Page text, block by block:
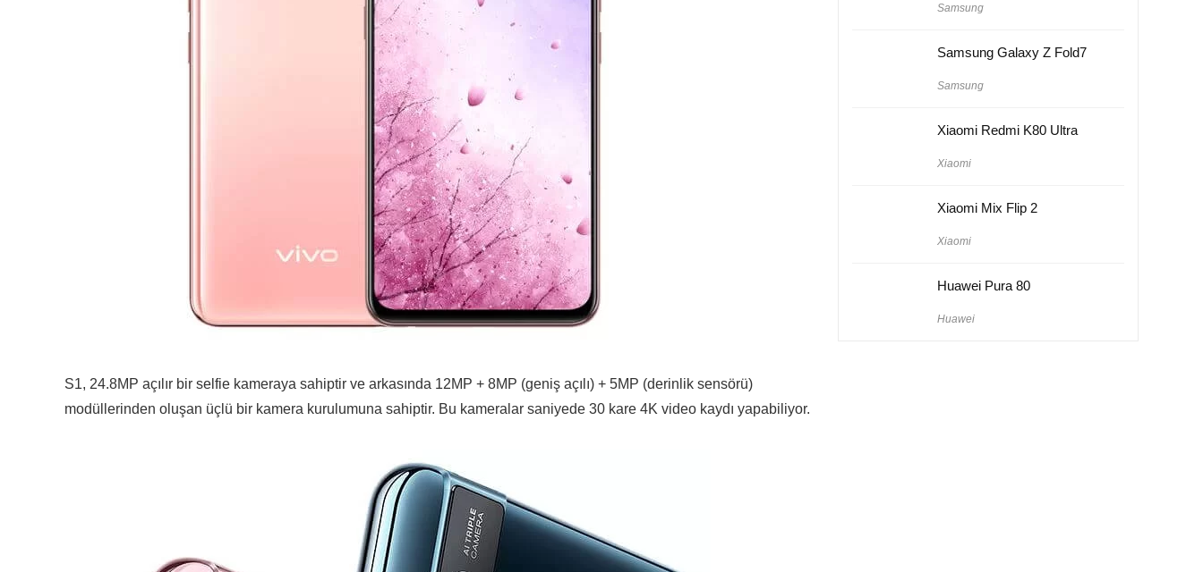
S1, 24.8MP açılır bir selfie kameraya sahiptir ve arkasında 12MP + 8MP (geniş açılı) + 5MP (derinlik sensörü)
modüllerinden oluşan üçlü bir kamera kurulumuna sahiptir. Bu kameralar saniyede 30 kare 4K video kaydı yapabiliyor.
Samsung
Samsung Galaxy Z Fold7
Samsung
Xiaomi Redmi K80 Ultra
Xiaomi
Xiaomi Mix Flip 2
Xiaomi
Huawei Pura 80
Huawei